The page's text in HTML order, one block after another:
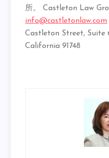
所。 Castleton Law
info@castletonlaw.com
Castleton Street, Suite
California 91748